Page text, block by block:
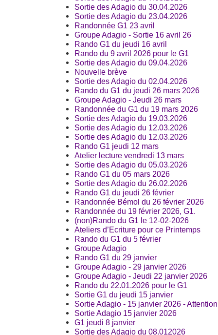
Sortie des Adagio du 30.04.2026
Sortie des Adagio du 23.04.2026
Randonnée G1 23 avril
Groupe Adagio - Sortie 16 avril 26
Rando G1 du jeudi 16 avril
Rando du 9 avril 2026 pour le G1
Sortie des Adagio du 09.04.2026
Nouvelle brève
Sortie des Adagio du 02.04.2026
Rando du G1 du jeudi 26 mars 2026
Groupe Adagio - Jeudi 26 mars
Randonnée du G1 du 19 mars 2026
Sortie des Adagio du 19.03.2026
Sortie des Adagio du 12.03.2026
Sortie des Adagio du 12.03.2026
Rando G1 jeudi 12 mars
Atelier lecture vendredi 13 mars
Sortie des Adagio du 05.03.2026
Rando G1 du 05 mars 2026
Sortie des Adagio du 26.02.2026
Rando G1 du jeudi 26 février
Randonnée Bémol du 26 février 2026
Randonnée du 19 février 2026, G1.
(non)Rando du G1 le 12-02-2026
Ateliers d’Ecriture pour ce Printemps
Rando du G1 du 5 février
Groupe Adagio
Rando G1 du 29 janvier
Groupe Adagio - 29 janvier 2026
Groupe Adagio - Jeudi 22 janvier 2026
Rando du 22.01.2026 pour le G1
Sortie G1 du jeudi 15 janvier
Sortie Adagio - 15 janvier 2026 -
Sortie Adagio 15 janvier 2026
G1 jeudi 8 janvier
Sortie des Adagio du 08.012026